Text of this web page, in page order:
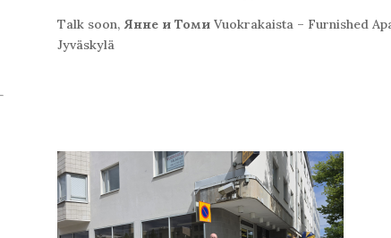
Talk soon, Янне и ТомиVuokrakaista – Furnished
Jyväskylä